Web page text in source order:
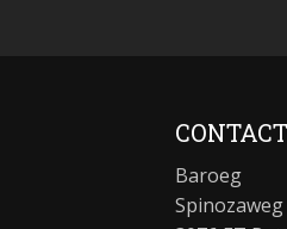
CONTACT
Baroeg
Spinozaweg